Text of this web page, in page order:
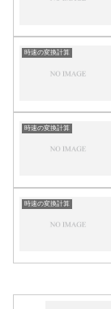
時速の変換計算
時速の変換計算
時速の変換計算